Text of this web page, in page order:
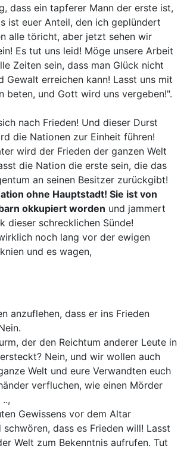
dass ein tapferer Mann der erste ist,
ist euer Anteil, den ich geplündert
alle töricht, aber jetzt sehen wir
Es tut uns leid! Möge unsere Arbeit
Zeiten sein, dass man Glück nicht
Gewalt erreichen kann! Lasst uns mit
beten, und Gott wird uns vergeben!".
nach Frieden! Und dieser Durst
die Nationen zur Einheit führen!
wird der Frieden der ganzen Welt
die Nation die erste sein, die das
an seinen Besitzer zurückgibt!
ohne Hauptstadt! Sie ist von
okkupiert worden und jammert
dieser schrecklichen Sünde!
noch lang vor der ewigen
und es wagen,
anzuflehen, dass er ins Frieden
der den Reichtum anderer Leute in
Nein, und wir wollen auch
Welt und eure Verwandten euch
verfluchen, wie einen Mörder
Gewissens vor dem Altar
schwören, dass es Frieden will! Lasst
Welt zum Bekenntnis aufrufen. Tut